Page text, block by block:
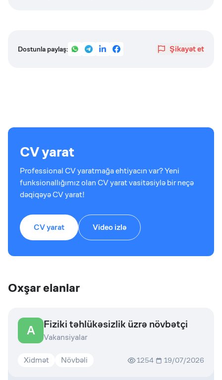
Dostunla paylaş: Şikayət et
CV yarat
Professional CV yaratmağa ehtiyacın var? Yeni
funksionallığımız olan CV yarat vasitəsiylə bir neçə
dəqiqəyə CV yarat!
CV yarat Video izlə
Oxşar elanlar
A Fiziki təhlükəsizlik üzrə növbətçi
Vakansiyalar
Xidmət Növbəli 1254 19/07/2026